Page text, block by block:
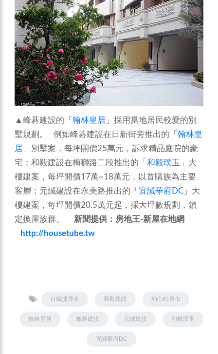
▲峰碁建設的「 翰林皇居 」採用當地居民較愛的別
墅規劃。 例如峰碁建設在日新街旁推出的「 翰林皇
居 」別墅案，每坪開價25萬元，訴求精品庭院的豪
宅；和毅建設在梅獅路二段推出的「 和毅璞玉 」大
樓建案，每坪開價17萬~18萬元，以首購族為主要
客層；元誠建設在永美路推出的「 宜誠華府DC 」大
樓建案，每坪開價20.5萬元起，採大坪數規劃，鎖
定換屋族群。 新聞提供：房地王-新屋在地網
http://housetube.tw
台鐵捷運化 和毅建設 埔心站房市
翰林皇居 峰碁建設 元誠建設 和毅璞玉
宜誠華府DC